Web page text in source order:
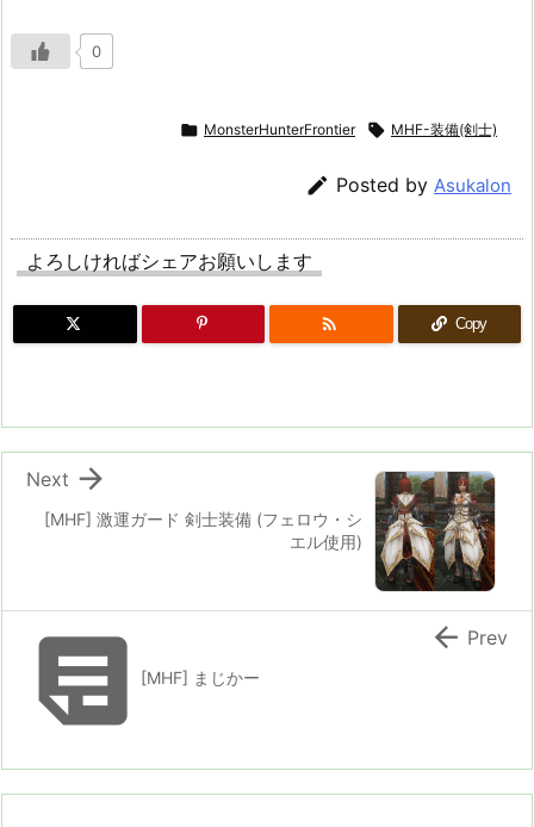
0
 MonsterHunterFrontier  MHF-装備(剣士)
 Posted by Asukalon
よろしければシェアお願いします
 Copy
[MHF] 激運ガード 剣士装備 (フェロウ・シ
エル使用)

Next
[MHF] まじかー
 Prev